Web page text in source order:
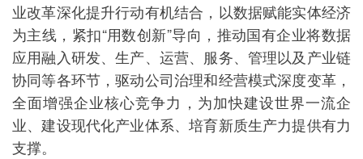
业改革深化提升行动有机结合，以数据赋能实体经济
为主线，紧扣“用数创新”导向，推动国有企业将数据
应用融入研发、生产、运营、服务、管理以及产业链
协同等各环节，驱动公司治理和经营模式深度变革，
全面增强企业核心竞争力，为加快建设世界一流企
业、建设现代化产业体系、培育新质生产力提供有力
支撑。